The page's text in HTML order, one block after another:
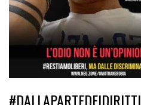
#DALLAPARTEDEIDIRITTI